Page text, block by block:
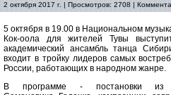
2 октября 2017 г. | Просмотров: 2708 |
5 октября в 19.00 в Национальном
Кок-оола для жителей Тувы
академический ансамбль танца
входит в тройку лидеров самых
России, работающих в народном жанре.
В программе - постановки из